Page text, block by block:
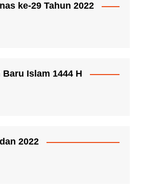
ke-29 Tahun 2022
Islam 1444 H
2022